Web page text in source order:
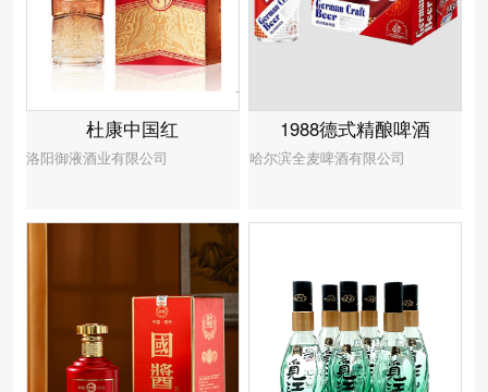
杜康中国红
洛阳御液酒业有限公司
1988德式精酿啤酒
哈尔滨全麦啤酒有限公司